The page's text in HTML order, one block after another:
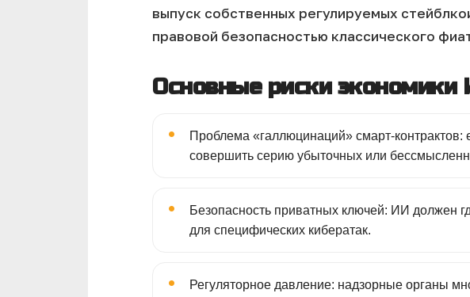
выпуск собственных регулируемых
правовой безопасностью классического
Основные риски экономики
•
Проблема «галлюцинаций» смарт-
совершить серию убыточных или
•
Безопасность приватных ключей: ИИ должен
для специфических кибератак.
•
Регуляторное давление: надзорные органы